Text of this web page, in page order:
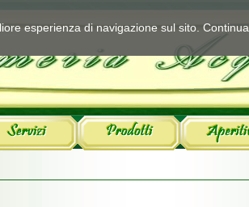
esperienza di navigazione sul sito.